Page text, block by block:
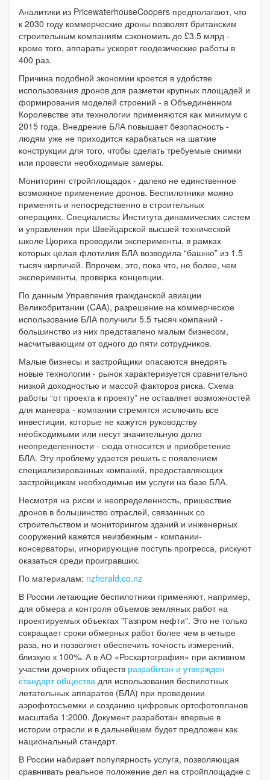
Аналитики из PricewaterhouseCoopers предполагают, что
к 2030 году коммерческие дроны позволят британским
строительным компаниям сэкономить до £3.5 млрд -
кроме того, аппараты ускорят геодезические работы в
400 раз.
Причина подобной экономии кроется в удобстве
использования дронов для разметки крупных площадей и
формирования моделей строений - в Объединенном
Королевстве эти технологии применяются как минимум с
2015 года. Внедрение БЛА повышает безопасность -
людям уже не приходится карабкаться на шаткие
конструкции для того, чтобы сделать требуемые снимки
или провести необходимые замеры.
Мониторинг стройплощадок - далеко не единственное
возможное применение дронов. Беспилотники можно
применять и непосредственно в строительных
операциях. Специалисты Института динамических систем
и управления при Швейцарской высшей технической
школе Цюриха проводили эксперименты, в рамках
которых целая флотилия БЛА возводила “башню” из 1.5
тысяч кирпичей. Впрочем, это, пока что, не более, чем
эксперименты, проверка концепции.
По данным Управления гражданской авиации
Великобритании (CAA), разрешение на коммерческое
использование БЛА получили 5.5 тысяч компаний -
большинство из них представлено малым бизнесом,
насчитывающим от одного до пяти сотрудников.
Малые бизнесы и застройщики опасаются внедрять
новые технологии - рынок характеризуется сравнительно
низкой доходностью и массой факторов риска. Схема
работы “от проекта к проекту” не оставляет возможностей
для маневра - компании стремятся исключить все
инвестиции, которые не кажутся руководству
необходимыми или несут значительную долю
неопределенности - сюда относится и приобретение
БЛА. Эту проблему удается решить с появлением
специализированных компаний, предоставляющих
застройщикам необходимые им услуги на базе БЛА.
Несмотря на риски и неопределенность, пришествие
дронов в большинство отраслей, связанных со
строительством и мониторингом зданий и инженерных
сооружений кажется неизбежным - компании-
консерваторы, игнорирующие поступь прогресса, рискуют
оказаться среди проигравших.
По материалам: nzherald.co.nz
В России летающие беспилотники применяют, например,
для обмера и контроля объемов земляных работ на
проектируемых объектах "Газпром нефти". Это не только
сокращает сроки обмерных работ более чем в четыре
раза, но и позволяет обеспечить точность измерений,
близкую к 100%. А в АО «Роскартография» при активном
участии дочерних обществ разработан и утвержден
стандарт общества для использования беспилотных
летательных аппаратов (БЛА) при проведении
аэрофотосъемки и созданию цифровых ортофотопланов
масштаба 1:2000. Документ разработан впервые в
истории отрасли и в дальнейшем будет предложен как
национальный стандарт.
В России набирает популярность услуга, позволяющая
сравнивать реальное положение дел на стройплощадке с